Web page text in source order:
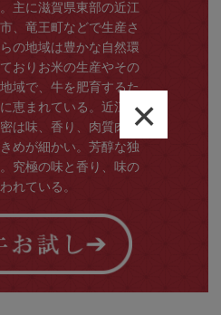
主に滋賀県東部の近江
、竜王町などで生産さ
の地域は豊かな自然環
おりお米の生産やその
域で、牛を肥育するた
恵まれている。近江牛
は味、香り、肉質肉の
めが細かい。芳醇な独
究極の味と香り、味の
れている。
×